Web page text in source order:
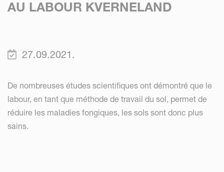
AU LABOUR KVERNELAND
27.09.2021.
De nombreuses études scientifiques ont démontré que le
labour, en tant que méthode de travail du sol, permet de
réduire les maladies fongiques, les sols sont donc plus
sains.